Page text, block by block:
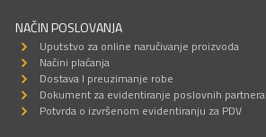
NAČIN POSLOVANJA
Uputstvo za online naručivanje proizvoda
Načini plaćanja
Dostava I preuzimanje robe
Dokument za evidentiranje poslovnih partnera
Potvrda o izvršenom evidentiranju za PDV